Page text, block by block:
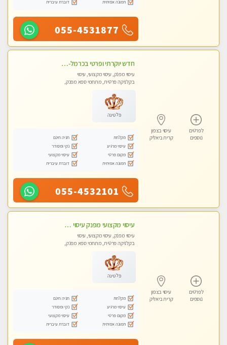
תמונה אמיתית דוברת עיברית
055-4531877
לפרטים
נוספים
עיסוי בצפון
קרית ביאליק
חדש יוקרתי ופרטי בכרמל-חיפה פנקו את עצמכם ברוגע פינוק וחוויה בלתי נשכחת ללא מין !!
עיסוי מפנק, עיסוי מקצועי, עיסוי
בקלניקה פרטית, מתחמי ספא מפנק,
פלטינה
מקלחת
חניה חינם
עיסוי מרגיע
נקי ומסודר
מקום פרטי
עיסוי מקצועי
תמונה אמיתית
דוברת עיברית
055-4532101
לפרטים
נוספים
עיסוי בצפון
קרית ביאליק
עיסוי מקצועי מפנק עיסוי עם אבנים חמות. מעסה עם תעודות. טיפול מרגיע משוחרר באווירה נעימה נקיה ומסודרת. יש חניה ומקלחת
עיסוי מפנק, עיסוי מקצועי, עיסוי
בקלניקה פרטית, מתחמי ספא מפנק,
פלטינה
מקלחת
חניה חינם
עיסוי מרגיע
נקי ומסודר
מקום פרטי
עיסוי מקצועי
תמונה אמיתית
דוברת עיברית